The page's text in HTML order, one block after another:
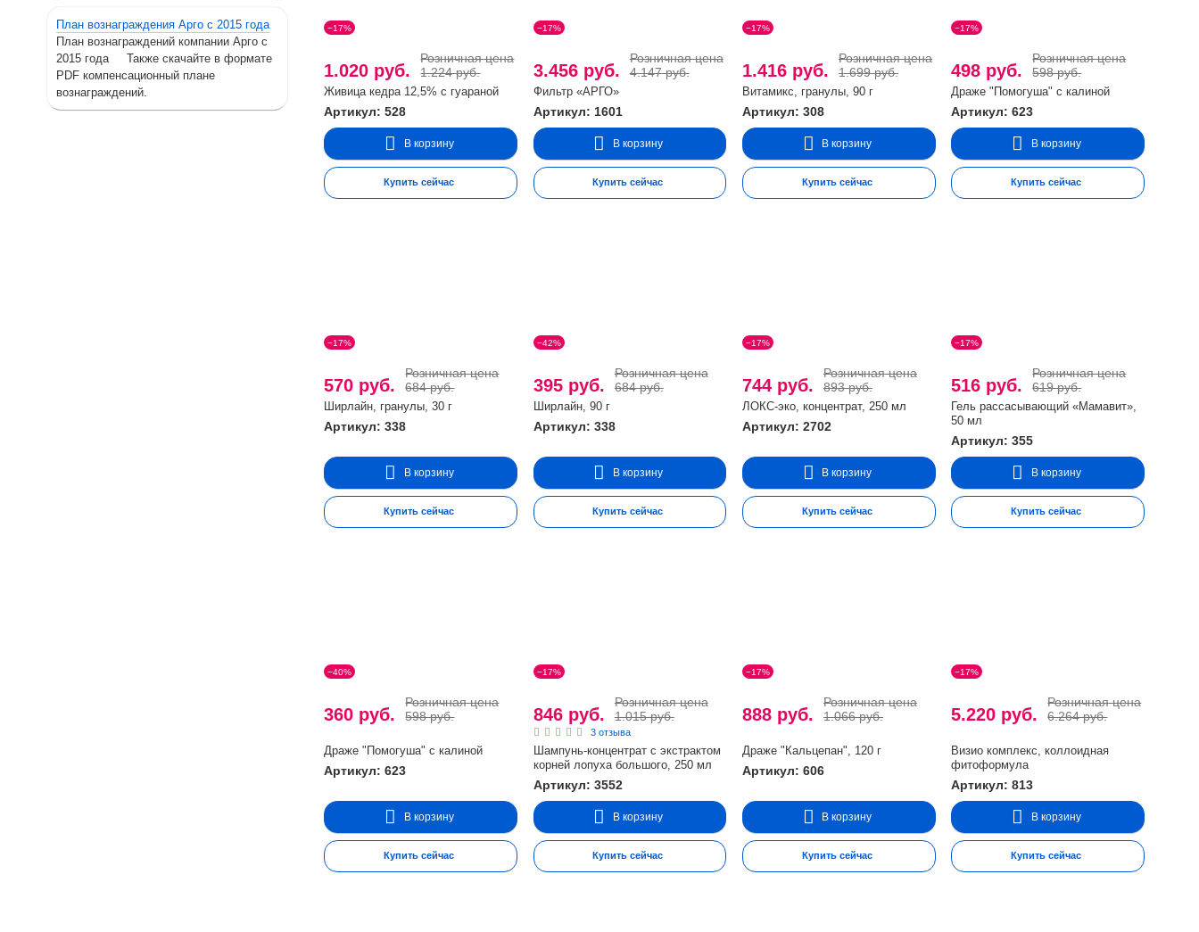
−17%
1.020 руб.
Розничная цена
1.224 руб.
Живица кедра 12,5% с гуараной
Артикул: 528
В корзину
Купить сейчас
−17%
3.456 руб.
Розничная цена
4.147 руб.
Фильтр «АРГО»
Артикул: 1601
В корзину
Купить сейчас
−17%
1.416 руб.
Розничная цена
1.699 руб.
Витамикс, гранулы, 90 г
Артикул: 308
В корзину
Купить сейчас
−17%
498 руб.
Розничная цена
598 руб.
Драже "Помогуша" с калиной
Артикул: 623
В корзину
Купить сейчас
−17%
570 руб.
Розничная цена
684 руб.
Ширлайн, гранулы, 30 г
Артикул: 338
В корзину
Купить сейчас
−42%
395 руб.
Розничная цена
684 руб.
Ширлайн, 90 г
Артикул: 338
В корзину
Купить сейчас
−17%
744 руб.
Розничная цена
893 руб.
ЛОКС-эко, концентрат, 250 мл
Артикул: 2702
В корзину
Купить сейчас
−17%
516 руб.
Розничная цена
619 руб.
Гель рассасывающий «Мамавит»,
50 мл
Артикул: 355
В корзину
Купить сейчас
−40%
360 руб.
Розничная цена
598 руб.
Драже "Помогуша" с калиной
Артикул: 623
В корзину
Купить сейчас
−17%
846 руб.
Розничная цена
1.015 руб.
3 отзыва
Шампунь-концентрат с экстрактом
корней лопуха большого, 250 мл
Артикул: 3552
В корзину
Купить сейчас
−17%
888 руб.
Розничная цена
1.066 руб.
Драже "Кальцепан", 120 г
Артикул: 606
В корзину
Купить сейчас
−17%
5.220 руб.
Розничная цена
6.264 руб.
Визио комплекс, коллоидная
фитоформула
Артикул: 813
В корзину
Купить сейчас
План вознаграждения Арго с 2015 года
План вознаграждений компании Арго с
2015 года Также скачайте в формате
PDF компенсационный плане
вознаграждений.